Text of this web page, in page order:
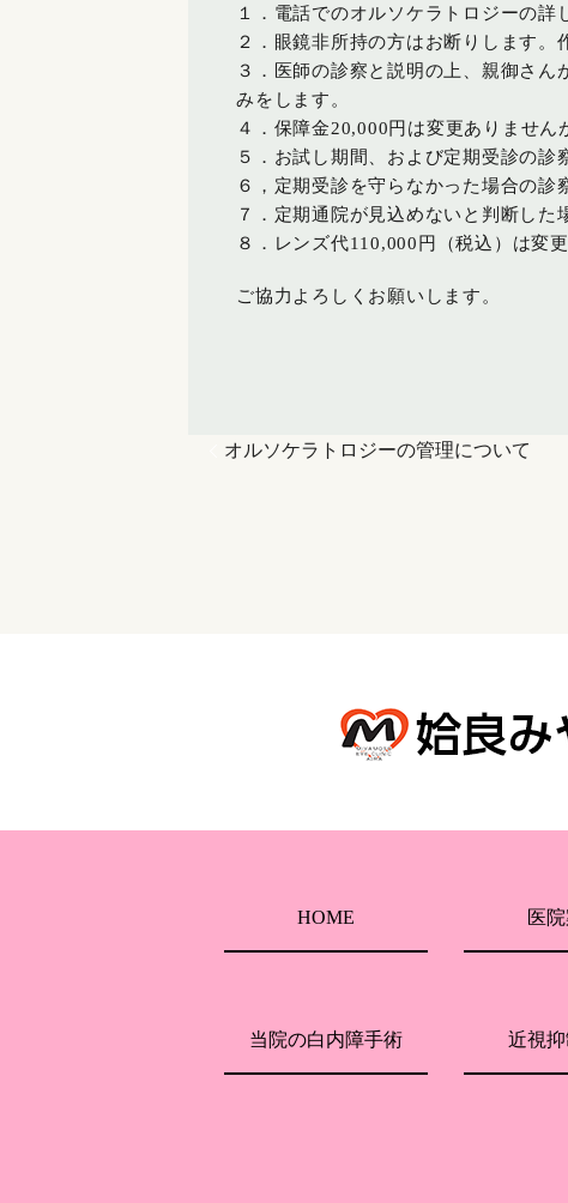
１．電話でのオルソケラトロジーの詳
２．眼鏡非所持の方はお断りします。
３．医師の診察と説明の上、親御さ
みをします。
４．保障金20,000円は変更ありませ
５．お試し期間、および定期受診の診
６，定期受診を守らなかった場合の診
７．定期通院が見込めないと判断した
８．レンズ代110,000円（税込）は変
ご協力よろしくお願いします。
オルソケラトロジーの管理について
HOME 医
当院の白内障手術 近視